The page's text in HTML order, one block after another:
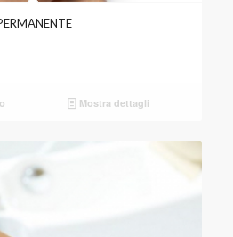
Mostra dettagli